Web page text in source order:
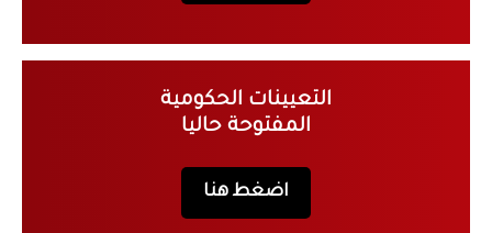
التعيينات الحكومية
المفتوحة حاليا
اضغط هنا